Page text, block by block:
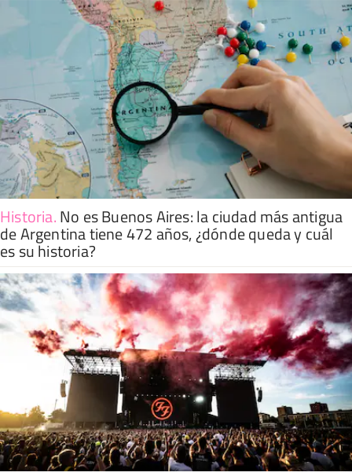
Historia.No es Buenos Aires: la ciudad más antigua
de Argentina tiene 472 años, ¿dónde queda y cuál
es su historia?